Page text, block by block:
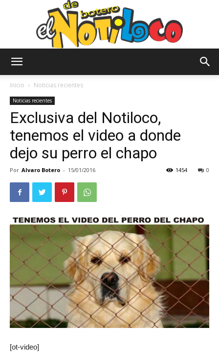
Notiloco
de
Inicio Noticias recientes
Noticias recientes
Exclusiva del Notiloco,
tenemos el video a donde
dejo su perro el chapo
Por Alvaro Botero - 15/01/2016 0
1454
[ot-video]